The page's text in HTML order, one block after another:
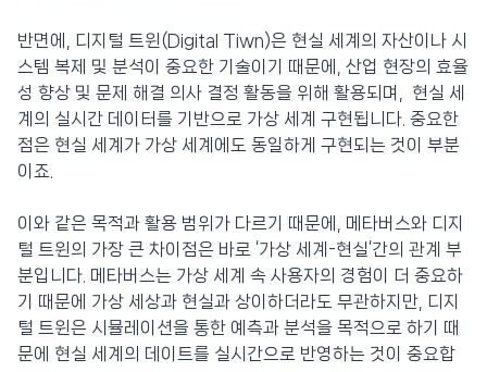
반면에, 디지털 트윈(Digital Tiwn)은 현실 세계의 자산이나 시
스템 복제 및 분석이 중요한 기술이기 때문에, 산업 현장의 효율
성 향상 및 문제 해결 의사 결정 활동을 위해 활용되며, 현실 세
계의 실시간 데이터를 기반으로 가상 세계 구현됩니다. 중요한
점은 현실 세계가 가상 세계에도 동일하게 구현되는 것이 부분
이죠.
이와 같은 목적과 활용 범위가 다르기 때문에, 메타버스와 디지
털 트윈의 가장 큰 차이점은 바로 ‘가상 세계-현실’간의 관계 부
분입니다. 메타버스는 가상 세계 속 사용자의 경험이 더 중요하
기 때문에 가상 세상과 현실과 상이하더라도 무관하지만, 디지
털 트윈은 시뮬레이션을 통한 예측과 분석을 목적으로 하기 때
문에 현실 세계의 데이트를 실시간으로 반영하는 것이 중요합